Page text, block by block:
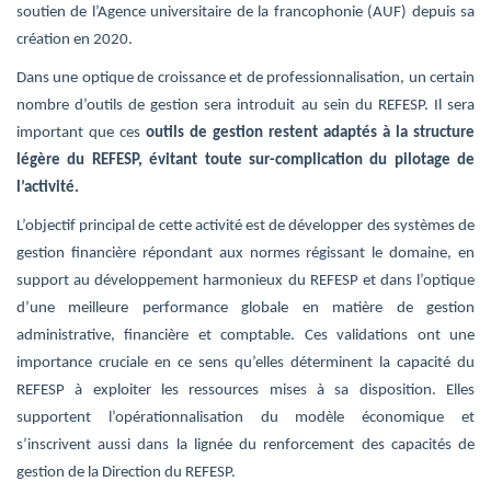
soutien de l’Agence universitaire de la francophonie (AUF) depuis sa
création en 2020.
Dans une optique de croissance et de professionnalisation, un certain
nombre d’outils de gestion sera introduit au sein du REFESP. Il sera
important que ces outils de gestion restent adaptés à la structure
légère du REFESP, évitant toute sur-complication du pilotage de
l’activité.
L’objectif principal de cette activité est de développer des systèmes de
gestion financière répondant aux normes régissant le domaine, en
support au développement harmonieux du REFESP et dans l’optique
d’une meilleure performance globale en matière de gestion
administrative, financière et comptable. Ces validations ont une
importance cruciale en ce sens qu’elles déterminent la capacité du
REFESP à exploiter les ressources mises à sa disposition. Elles
supportent l’opérationnalisation du modèle économique et
s’inscrivent aussi dans la lignée du renforcement des capacités de
gestion de la Direction du REFESP.